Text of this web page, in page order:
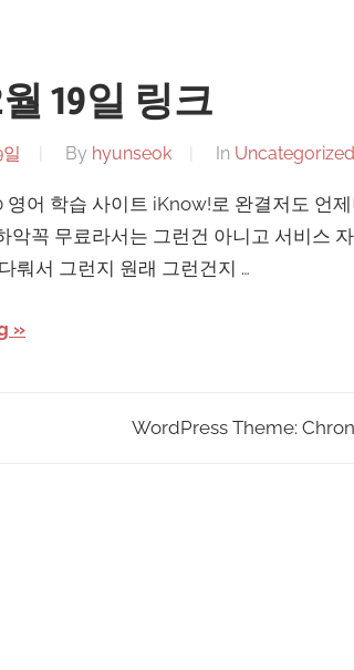
19일 링크
By hyunseok In Uncategorized
영어 학습 사이트 iKnow!로 완결저도 언
악꼭 무료라서는 그런건 아니고 서비스
뤄서 그런지 원래 그런건지 …
WordPress Theme: